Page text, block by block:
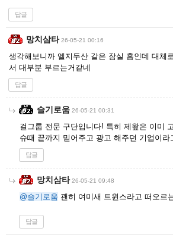
답글
망치삼타 26-05-21 00:16
생각해보니까 엘지두산 같은 잠실 홈인데 대체
서 대부분 부르는거같네
답글
슬기로움 26-05-21 00:31
걸그룹 전문 구단입니다! 특히 제왚은 이미
슈때 끝까지 믿어주고 광고 해주던 기업이라
답글
망치삼타 26-05-21 09:48
@슬기로움 괜히 여미새 트윈스라고 떠오르
답글